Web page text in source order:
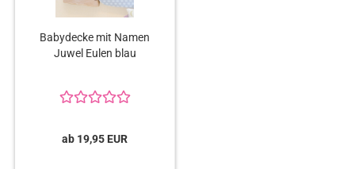
Babydecke mit Namen
Juwel Eulen blau
ab 19,95 EUR